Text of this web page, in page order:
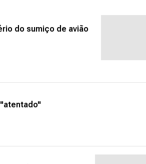
do sumiço de avião